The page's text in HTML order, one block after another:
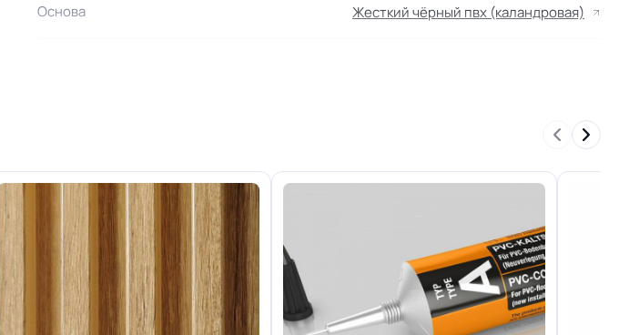
Основа Жесткий чёрный пвх (каландровая)
Допуск изменения толщин +-10% мм
Класс 34/43 кл.